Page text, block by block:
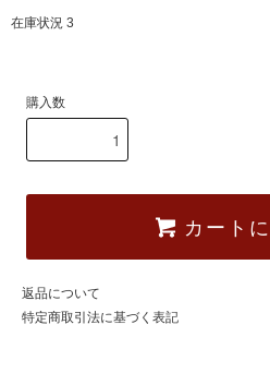
在庫状況 3
購入数
カート
返品について
特定商取引法に基づく表記